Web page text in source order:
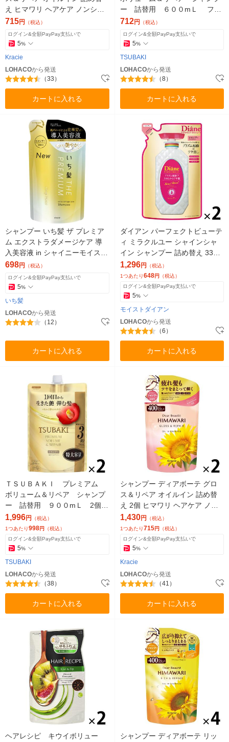
え ヒマワリ ヘアケア ノンシリ
コン アミノ酸 うねり くせ毛 パ
サつき
715円 （税込）
ログイン&全額PayPay支払いで
5%
Kracie
LOHACOから発送
（33）
カートに入れる
ー 詰替用 ６００mＬ ファ
イントゥデイ ダメージケア
712円 （税込）
ログイン&全額PayPay支払いで
5%
TSUBAKI
LOHACOから発送
（8）
カートに入れる
シャンプー いち髪 ザ プレミア
ム エクストラダメージケア 導
入美容液 in シャイニーモイスト
詰め替え 340ml ノンシリコン
アミノ酸
698円 （税込）
ログイン&全額PayPay支払いで
5%
いち髪
LOHACOから発送
（12）
カートに入れる
ダイアン パーフェクトビューテ
ィ ミラクルユー シャインシャ
イン シャンプー 詰め替え 330m
l 2個 ストーリア
1,296円
（税込）
1つあたり648円 （税込）
ログイン&全額PayPay支払いで
5%
モイストダイアン
LOHACOから発送
（6）
カートに入れる
ＴＳＵＢＡＫＩ プレミアム
ボリューム＆リペア シャンプ
ー 詰替用 ９００mＬ 2個セ
ット ファイントゥデイ ダメー
ジケア
1,996円 （税込）
1つあたり998円 （税込）
ログイン&全額PayPay支払いで
5%
TSUBAKI
LOHACOから発送
（38）
カートに入れる
シャンプー ディアボーテ グロ
ス＆リペア オイルイン 詰め替
え 2個 ヒマワリ ヘアケア ノン
シリコン アミノ酸 うねり くせ
毛 パサつき
1,430円 （税込）
1つあたり715円 （税込）
ログイン&全額PayPay支払いで
5%
Kracie
LOHACOから発送
（41）
カートに入れる
ヘアレシピ キウイボリュー
シャンプー ディアボーテ リッ